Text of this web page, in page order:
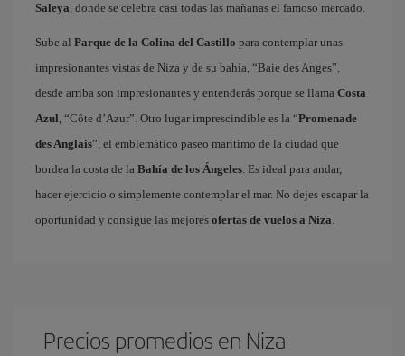
Saleya, donde se celebra casi todas las mañanas el famoso mercado.
Sube al Parque de la Colina del Castillo para contemplar unas
impresionantes vistas de Niza y de su bahía, “Baie des Anges”,
desde arriba son impresionantes y entenderás porque se llama Costa
Azul, “Côte d’Azur”. Otro lugar imprescindible es la “Promenade
des Anglais”, el emblemático paseo marítimo de la ciudad que
bordea la costa de la Bahía de los Ángeles. Es ideal para andar,
hacer ejercicio o simplemente contemplar el mar. No dejes escapar la
oportunidad y consigue las mejores ofertas de vuelos a Niza.
Precios promedios en Niza